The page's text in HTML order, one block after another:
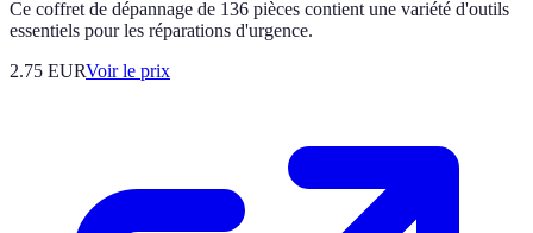
Ce coffret de dépannage de 136 pièces contient une variété d'outils
essentiels pour les réparations d'urgence.
2.75 EURVoir le prix